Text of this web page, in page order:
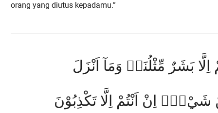
orang yang diutus kepadamu.”
اِلَّا بَشَرٌ مِّثْلُنَاۙ وَمَآ اَنْزَلَ
شَيْءٍۙ اِنْ اَنْتُمْ اِلَّا تَكْذِبُوْنَ